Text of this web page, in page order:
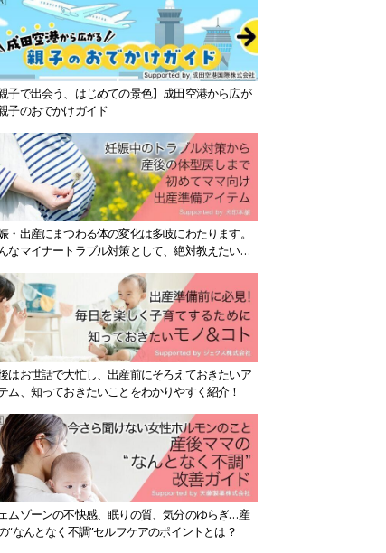
親子で出会う、はじめての景色】成田空港から広が
子のおでかけガイド
・出産にまつわる体の変化は多岐にわたります。
なマイナートラブル対策として、絶対教えたい！
はお世話で大忙し、出産前にそろえておきたいア
ム、知っておきたいことをわかりやすく紹介！
ムゾーンの不快感、眠りの質、気分のゆらぎ…産
“なんとなく不調”セルフケアのポイントとは？